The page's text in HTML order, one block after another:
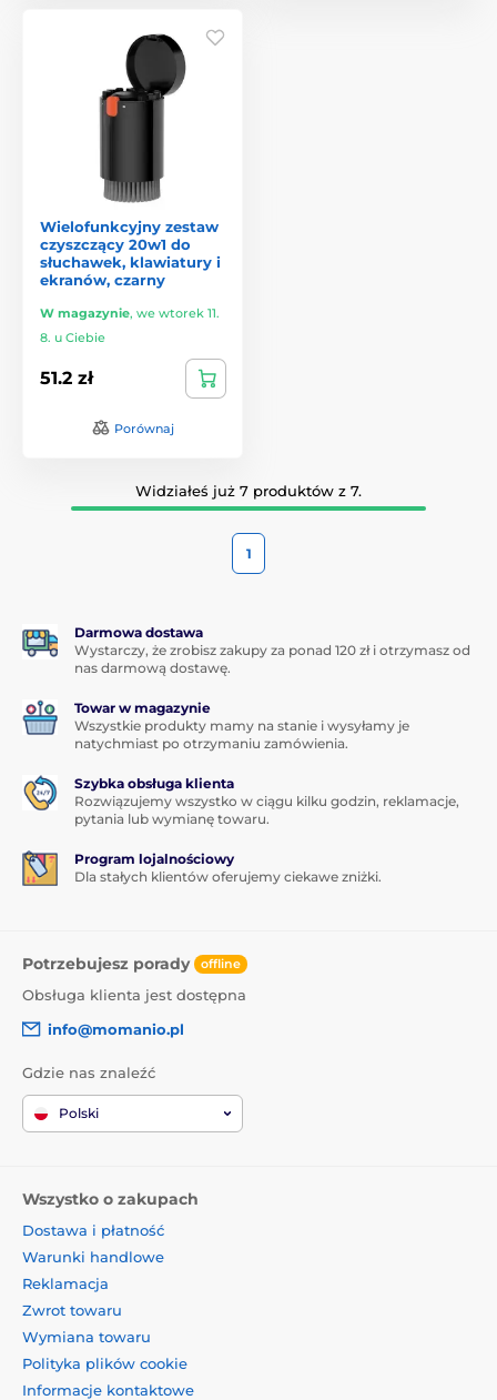
Wielofunkcyjny zestaw
czyszczący 20w1 do
słuchawek, klawiatury i
ekranów, czarny
W magazynie, we wtorek 11.
8. u Ciebie
51.2 zł
Porównaj
Widziałeś już 7 produktów z 7.
1
Darmowa dostawa
Wystarczy, że zrobisz zakupy za ponad 120 zł i otrzymasz od
nas darmową dostawę.
Towar w magazynie
Wszystkie produkty mamy na stanie i wysyłamy je
natychmiast po otrzymaniu zamówienia.
Szybka obsługa klienta
Rozwiązujemy wszystko w ciągu kilku godzin, reklamacje,
pytania lub wymianę towaru.
Program lojalnościowy
Dla stałych klientów oferujemy ciekawe zniżki.
Potrzebujesz porady offline
Obsługa klienta jest dostępna
info@momanio.pl
Gdzie nas znaleźć
Polski
Wszystko o zakupach
Dostawa i płatność
Warunki handlowe
Reklamacja
Zwrot towaru
Wymiana towaru
Polityka plików cookie
Informacje kontaktowe